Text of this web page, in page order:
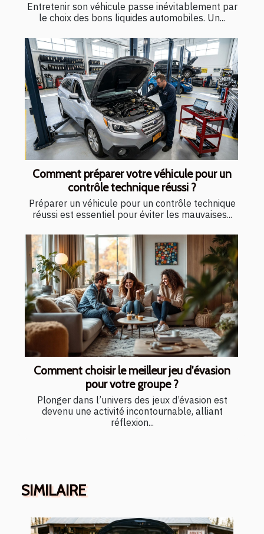
Entretenir son véhicule passe inévitablement par
le choix des bons liquides automobiles. Un...
Comment préparer votre véhicule pour un
contrôle technique réussi ?
Préparer un véhicule pour un contrôle technique
réussi est essentiel pour éviter les mauvaises...
Comment choisir le meilleur jeu d'évasion
pour votre groupe ?
Plonger dans l’univers des jeux d’évasion est
devenu une activité incontournable, alliant
réflexion...
SIMILAIRE